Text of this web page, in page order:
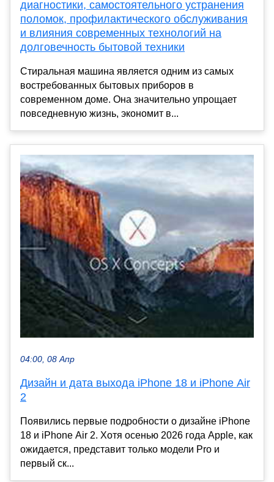
диагностики, самостоятельного устранения
поломок, профилактического обслуживания
и влияния современных технологий на
долговечность бытовой техники
Стиральная машина является одним из самых
востребованных бытовых приборов в
современном доме. Она значительно упрощает
повседневную жизнь, экономит в...
04:00, 08 Апр
Дизайн и дата выхода iPhone 18 и iPhone Air
2
Появились первые подробности о дизайне iPhone
18 и iPhone Air 2. Хотя осенью 2026 года Apple, как
ожидается, представит только модели Pro и
первый ск...